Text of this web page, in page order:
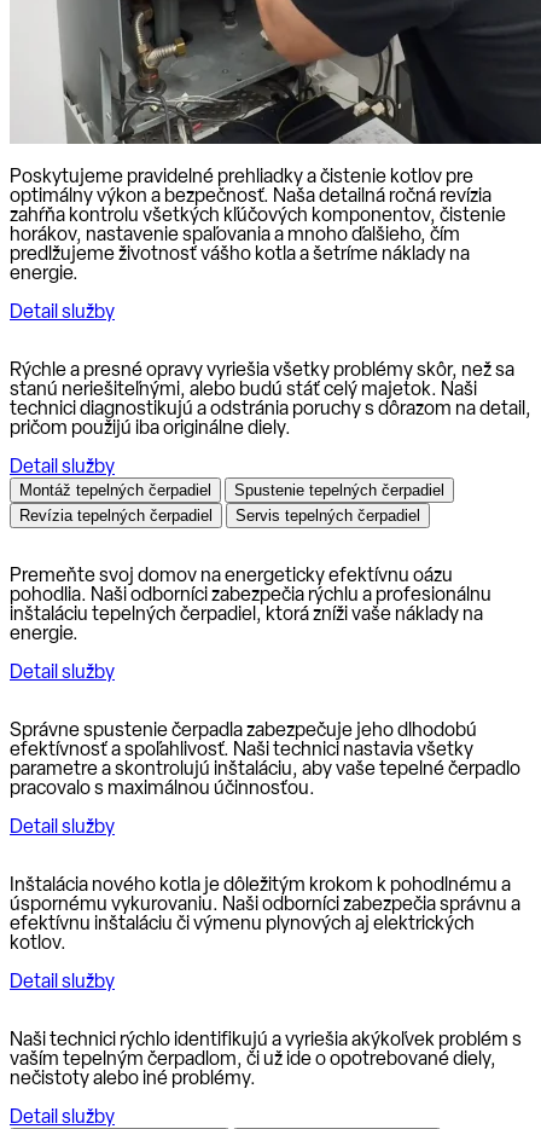
Poskytujeme pravidelné prehliadky a čistenie kotlov pre
optimálny výkon a bezpečnosť. Naša detailná ročná revízia
zahŕňa kontrolu všetkých kľúčových komponentov, čistenie
horákov, nastavenie spaľovania a mnoho ďalšieho, čím
predlžujeme životnosť vášho kotla a šetríme náklady na
energie.
Detail služby
Rýchle a presné opravy vyriešia všetky problémy skôr, než sa
stanú neriešiteľnými, alebo budú stáť celý majetok. Naši
technici diagnostikujú a odstránia poruchy s dôrazom na detail,
pričom použijú iba originálne diely.
Detail služby
Montáž tepelných čerpadiel
Spustenie tepelných čerpadiel
Revízia tepelných čerpadiel
Servis tepelných čerpadiel
Premeňte svoj domov na energeticky efektívnu oázu
pohodlia. Naši odborníci zabezpečia rýchlu a profesionálnu
inštaláciu tepelných čerpadiel, ktorá zníži vaše náklady na
energie.
Detail služby
Správne spustenie čerpadla zabezpečuje jeho dlhodobú
efektívnosť a spoľahlivosť. Naši technici nastavia všetky
parametre a skontrolujú inštaláciu, aby vaše tepelné čerpadlo
pracovalo s maximálnou účinnosťou.
Detail služby
Inštalácia nového kotla je dôležitým krokom k pohodlnému a
úspornému vykurovaniu. Naši odborníci zabezpečia správnu a
efektívnu inštaláciu či výmenu plynových aj elektrických
kotlov.
Detail služby
Naši technici rýchlo identifikujú a vyriešia akýkoľvek problém s
vaším tepelným čerpadlom, či už ide o opotrebované diely,
nečistoty alebo iné problémy.
Detail služby